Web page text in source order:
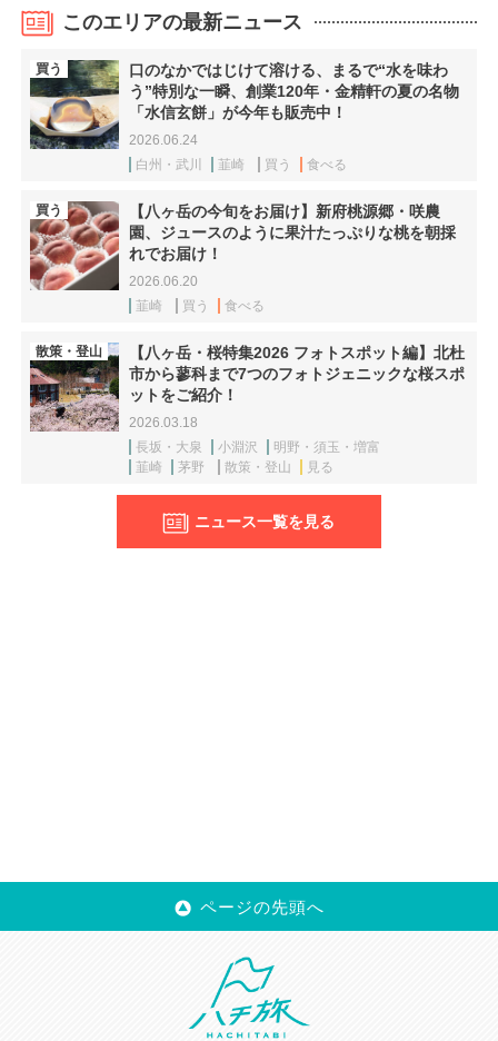
このエリアの最新ニュース
買う
口のなかではじけて溶ける、まるで“水を味わ
う”特別な一瞬、創業120年・金精軒の夏の名物
「水信玄餅」が今年も販売中！
2026.06.24
白州・武川
韮崎 買う 食べる
買う
【八ヶ岳の今旬をお届け】新府桃源郷・咲農
園、ジュースのように果汁たっぷりな桃を朝採
れでお届け！
2026.06.20
韮崎
買う 食べる
散策・登山
【八ヶ岳・桜特集2026 フォトスポット編】北杜
市から蓼科まで7つのフォトジェニックな桜スポ
ットをご紹介！
2026.03.18
長坂・大泉
小淵沢
明野・須玉・増富
韮崎
茅野 散策・登山 見る
ニュース一覧を見る
ページの先頭へ